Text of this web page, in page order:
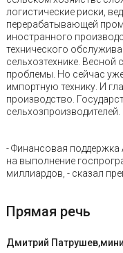
логистические риски,
перерабатывающей
иностранного
технического
сельхозтехнике.
проблемы. Но сейчас
импортную технику. И
производство.
сельхозпроизводителей.
- Финансовая поддержка
на выполнение
миллиардов, - сказал
Прямая речь
Дмитрий